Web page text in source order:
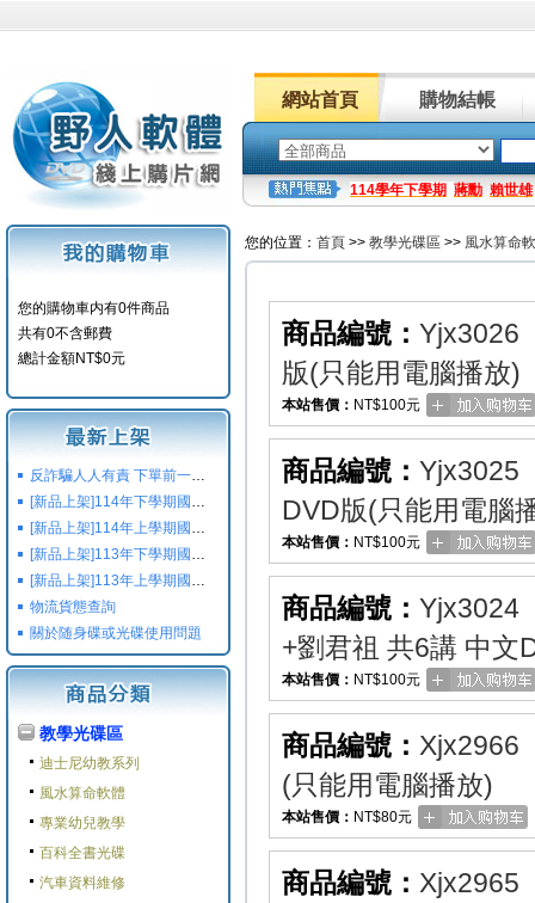
網站首頁 購物結帳
114學年下學期 蔣勳 賴世雄
您的購物車内有0件商品
共有0不含郵費
總計金額NT$0元
反詐騙人人有責 下單前一定要注意
[新品上架]114年下學期國小國中高中命題光碟,校用卷,習作
[新品上架]114年上學期國小國中高中命題光碟,校用卷,習作
[新品上架]113年下學期國小國中高中命題光碟,校用卷,習作
[新品上架]113年上學期國小國中高中命題光碟,校用卷,習作
物流貨態查詢
關於随身碟或光碟使用問題
教學光碟區
迪士尼幼教系列
風水算命軟體
專業幼兒教學
百科全書光碟
汽車資料維修
您的位置： 首頁 >> 教學光碟區 >> 風水算命
商品編號： Yjx3026
版(只能用電腦播放)
本站售價： NT$100元
商品編號： Yjx3025
DVD版(只能用電腦
本站售價： NT$100元
商品編號： Yjx3024
+劉君祖 共6講 中文
本站售價： NT$100元
商品編號： Xjx2966
(只能用電腦播放)
本站售價： NT$80元
商品編號： Xjx2965